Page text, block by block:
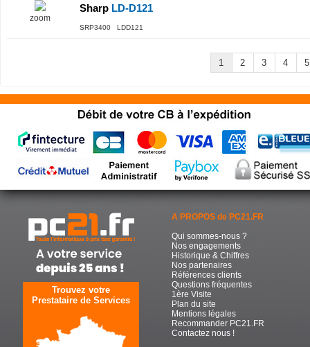
zoom
Sharp LD-D121
SRP3400 LDD121
1 2 3 4 5
Trouvez votre
Prestataire de Services
A PROPOS de PC21.FR
Qui sommes-nous ?
Nos engagements
Historique & Chiffres
Nos partenaires
Références clients
Questions fréquentes
1ère Visite
Plan du site
Mentions légales
Recommander PC21.FR
Contactez nous !